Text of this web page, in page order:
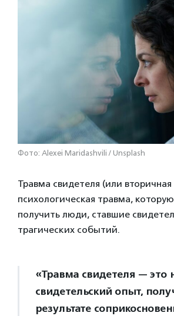
Фото: Alexei Maridashvili / Unsplash
Травма свидетеля (или
психологическая травма,
получить люди, ставшие
трагических событий.
«Травма свидетеля — это
свидетельский опыт,
результате